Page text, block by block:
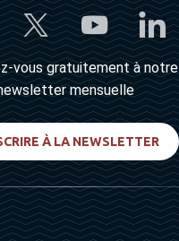
vous gratuitement à notre
mensuelle
À LA NEWSLETTER